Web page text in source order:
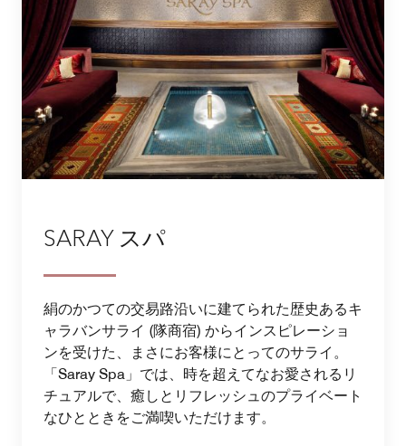
SARAY スパ
絹のかつての交易路沿いに建てられた歴史あるキ
ャラバンサライ (隊商宿) からインスピレーショ
ンを受けた、まさにお客様にとってのサライ。
「Saray Spa」では、時を超えてなお愛されるリ
チュアルで、癒しとリフレッシュのプライベート
なひとときをご満喫いただけます。